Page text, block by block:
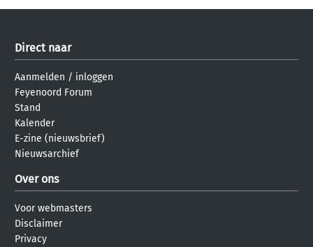
Direct naar
Aanmelden / inloggen
Feyenoord Forum
Stand
Kalender
E-zine (nieuwsbrief)
Nieuwsarchief
Over ons
Voor webmasters
Disclaimer
Privacy